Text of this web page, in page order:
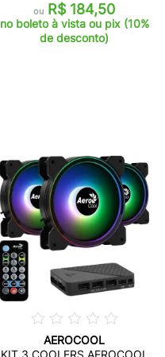
ou R$ 184,50
no boleto à vista ou pix (10%
de desconto)
AEROCOOL
KIT 3 COOLERS AEROCOOL